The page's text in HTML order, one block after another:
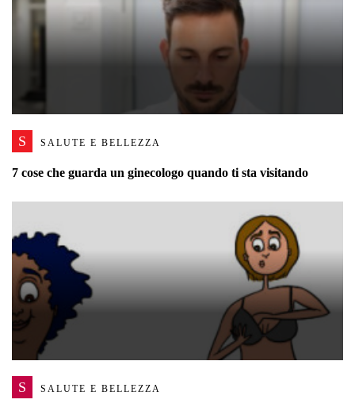
S SALUTE E BELLEZZA
7 cose che guarda un ginecologo quando ti sta visitando
S SALUTE E BELLEZZA